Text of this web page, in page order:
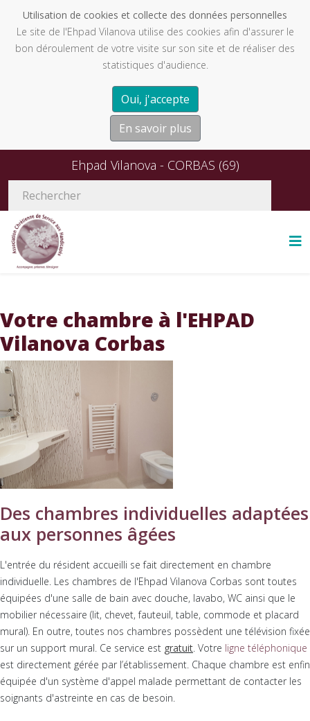
Utilisation de cookies et collecte des données personnelles
Le site de l'Ehpad Vilanova utilise des cookies afin d'assurer le
bon déroulement de votre visite sur son site et de réaliser des
statistiques d'audience.
Oui, j'accepte
En savoir plus
Ehpad Vilanova - CORBAS (69)
Votre chambre à l'EHPAD
Vilanova Corbas
Des chambres individuelles adaptées
aux personnes âgées
L'entrée du résident accueilli se fait directement en chambre
individuelle. Les chambres de l'Ehpad Vilanova Corbas sont toutes
équipées d'une salle de bain avec douche, lavabo, WC ainsi que le
mobilier nécessaire (lit, chevet, fauteuil, table, commode et placard
mural). En outre, toutes nos chambres possèdent une télévision fixée
sur un support mural. Ce service est gratuit . Votre ligne téléphonique
est directement gérée par l’établissement. Chaque chambre est enfin
équipée d'un système d'appel malade permettant de contacter les
soignants d'astreinte en cas de besoin.